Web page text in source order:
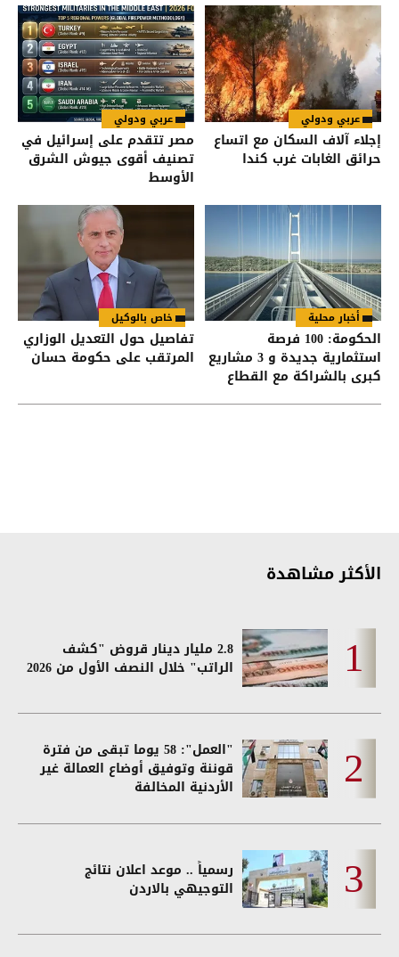
عربي ودولي
إجلاء آلاف السكان مع اتساع
حرائق الغابات غرب كندا
عربي ودولي
مصر تتقدم على إسرائيل في
تصنيف أقوى جيوش الشرق
الأوسط
أخبار محلية
الحكومة: 100 فرصة
استثمارية جديدة و 3 مشاريع
كبرى بالشراكة مع القطاع
خاص بالوكيل
تفاصيل حول التعديل الوزاري
المرتقب على حكومة حسان
الأكثر مشاهدة
2.8 مليار دينار قروض "كشف
الراتب" خلال النصف الأول من 2026
"العمل": 58 يوما تبقى من فترة
قوننة وتوفيق أوضاع العمالة غير
الأردنية المخالفة
رسمياً .. موعد اعلان نتائج
التوجيهي بالاردن